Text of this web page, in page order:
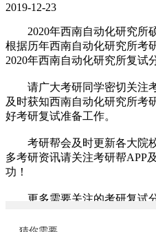
2019-12-23
2020年西南自动化研究所硕
根据历年西南自动化研究所考
2020年西南自动化研究所复试
请广大考研同学密切关注
及时获知西南自动化研究所考
好考研复试准备工作。
考研帮会及时更新各大院校
多考研资讯请关注考研帮APP
功！
更多需要关注的考研复试分
＞＞＞